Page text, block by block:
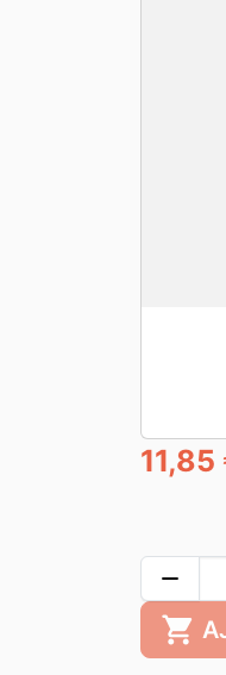
11,85
remove
shopping_cart